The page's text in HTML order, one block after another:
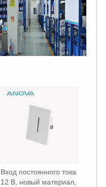
Вход постоянного тока
12 В, новый материал,